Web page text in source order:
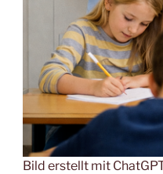
Bild erstellt mit